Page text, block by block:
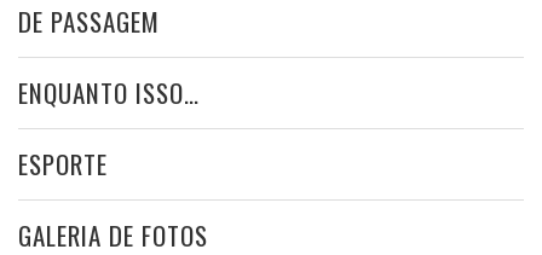
DE PASSAGEM
ENQUANTO ISSO…
ESPORTE
GALERIA DE FOTOS